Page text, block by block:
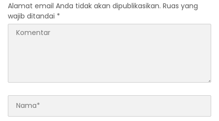
Alamat email Anda tidak akan dipublikasikan. Ruas yang
wajib ditandai *